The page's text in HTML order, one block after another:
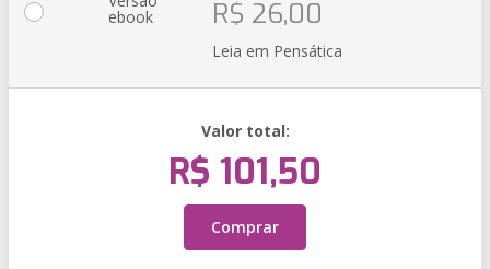
ebook R$ 26,00
Leia em Pensática
Valor total:
R$ 101,50
Comprar